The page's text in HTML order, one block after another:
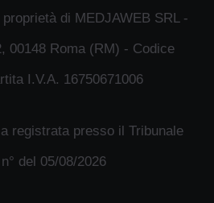
di MEDJAWEB SRL -
00148 Roma (RM) - Codice
I.V.A. 16750671006
registrata presso il Tribunale
del 05/08/2026